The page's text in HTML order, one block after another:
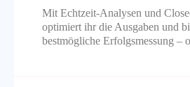
Mit Echtzeit-Analysen und
optimiert ihr die Ausgaben und
bestmögliche Erfolgsmessung –